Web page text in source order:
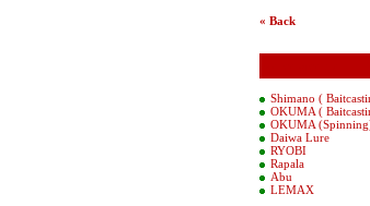
« Back
Shimano (
OKUMA (
OKUMA
Daiwa Lure
RYOBI
Rapala
Abu
LEMAX